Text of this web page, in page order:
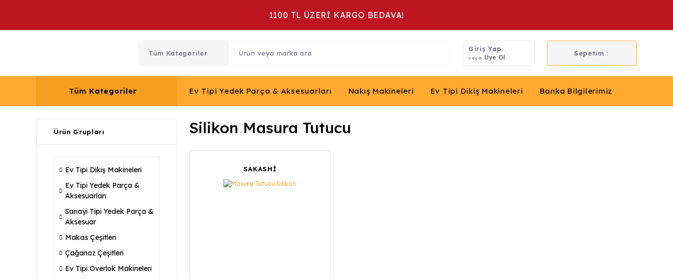
1100 TL ÜZERİ KARGO BEDAVA!
Giriş Yap
veya Üye Ol
Sepetim :
Tüm Kategoriler Ev Tipi Yedek Parça & Aksesuarları Nakış Makineleri Ev Tipi Dikiş Makineleri Banka Bilgilerimiz
Ürün Grupları
Ev Tipi Dikiş Makineleri
Ev Tipi Yedek Parça &
Aksesuarları
Sanayi Tipi Yedek Parça &
Aksesuar
Makas Çeşitleri
Çağanoz Çeşitleri
Ev Tipi Overlok Makineleri
Silikon Masura Tutucu
SAKASHİ